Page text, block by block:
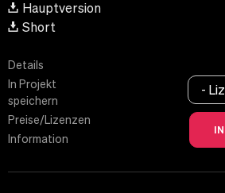
Hauptversion
Short
Details
In Projekt
speichern
Preise/Lizenzen
Information
-